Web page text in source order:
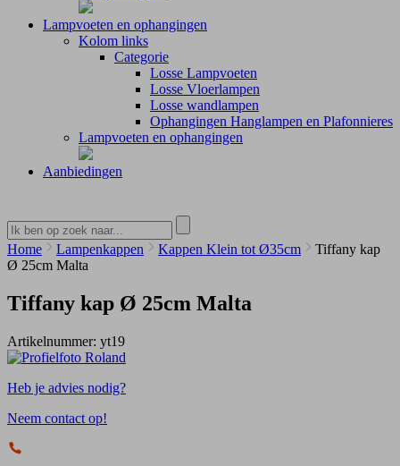
Lampvoeten en ophangingen
Kolom links
Categorie
Losse Lampvoeten
Losse Vloerlampen
Losse wandlampen
Ophangingen Hanglampen en Plafonnieres
Lampvoeten en ophangingen
Aanbiedingen
Home Lampenkappen Kappen Klein tot Ø35cm
Tiffany kap
Ø 25cm Malta
Tiffany kap Ø 25cm Malta
Artikelnummer: yt19
Heb je advies nodig?
Neem contact op!